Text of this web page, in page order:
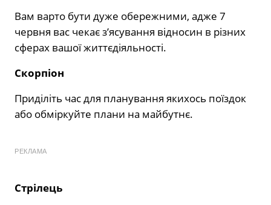
Вам варто бути дуже обережними, адже 7
червня вас чекає з’ясування відносин в різних
сферах вашої життєдіяльності.
Скорпіон
Приділіть час для планування якихось поїздок
або обміркуйте плани на майбутнє.
РЕКЛАМА
Стрілець